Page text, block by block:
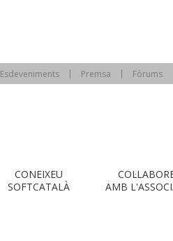
Esdeveniments Premsa Fòrums
CONEIXEU
SOFTCATALÀ
AMB